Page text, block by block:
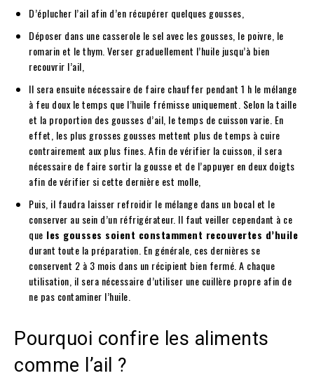
D’éplucher l’ail afin d’en récupérer quelques gousses,
Déposer dans une casserole le sel avec les gousses, le poivre, le
romarin et le thym. Verser graduellement l’huile jusqu’à bien
recouvrir l’ail,
Il sera ensuite nécessaire de faire chauffer pendant 1 h le mélange
à feu doux le temps que l’huile frémisse uniquement. Selon la taille
et la proportion des gousses d’ail, le temps de cuisson varie. En
effet, les plus grosses gousses mettent plus de temps à cuire
contrairement aux plus fines. Afin de vérifier la cuisson, il sera
nécessaire de faire sortir la gousse et de l’appuyer en deux doigts
afin de vérifier si cette dernière est molle,
Puis, il faudra laisser refroidir le mélange dans un bocal et le
conserver au sein d’un réfrigérateur. Il faut veiller cependant à ce
que les gousses soient constamment recouvertes d’huile
durant toute la préparation. En générale, ces dernières se
conservent 2 à 3 mois dans un récipient bien fermé. A chaque
utilisation, il sera nécessaire d’utiliser une cuillère propre afin de
ne pas contaminer l’huile.
Pourquoi confire les aliments
comme l’ail ?